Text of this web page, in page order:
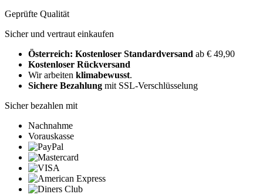
Geprüfte Qualität
Sicher und vertraut einkaufen
Österreich: Kostenloser Standardversand ab € 49,90
Kostenloser Rückversand
Wir arbeiten klimabewusst.
Sichere Bezahlung mit SSL-Verschlüsselung
Sicher bezahlen mit
Nachnahme
Vorauskasse